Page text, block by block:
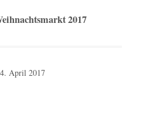
2017
April 2017